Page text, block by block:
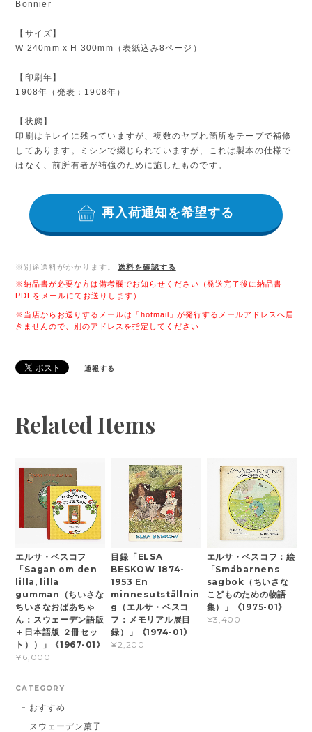
Bonnier
【サイズ】
W 240mm x H 300mm（表紙込み8ページ）
【印刷年】
1908年（発表：1908年）
【状態】
印刷はキレイに残っていますが、複数のヤブれ箇所をテープで補修
してあります。ミシンで綴じられていますが、これは製本の仕様で
はなく、前所有者が補強のために施したものです。
再入荷通知を希望する
※別途送料がかかります。
送料を確認する
※納品書が必要な方は備考欄でお知らせください（発送完了後に納品書
PDFをメールにてお送りします）
※当店からお送りするメールは「hotmail」が発行するメールアドレスへ届
きませんので、別のアドレスを指定してください
通報する
Related Items
エルサ・ベスコフ
「Sagan om den
lilla, lilla
gumman（ちいさな
ちいさなおばあちゃ
ん：スウェーデン語版
＋日本語版 ２冊セッ
ト））」《1967-01》
¥6,000
目録「ELSA
BESKOW 1874-
1953 En
minnesutställnin
g（エルサ・ベスコ
フ：メモリアル展目
録）」《1974-01》
¥2,200
エルサ・ベスコフ：絵
「Småbarnens
sagbok（ちいさな
こどものための物語
集）」《1975-01》
¥3,400
CATEGORY
おすすめ
スウェーデン菓子